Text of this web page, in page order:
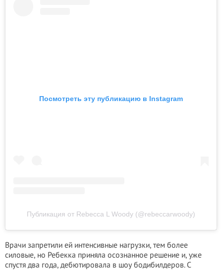
Посмотреть эту публикацию в Instagram
Публикация от Rebecca L Woody (@rebeccarwoody)
Врачи запретили ей интенсивные нагрузки, тем более
силовые, но Ребекка приняла осознанное решение и, уже
спустя два года, дебютировала в шоу бодибилдеров. С